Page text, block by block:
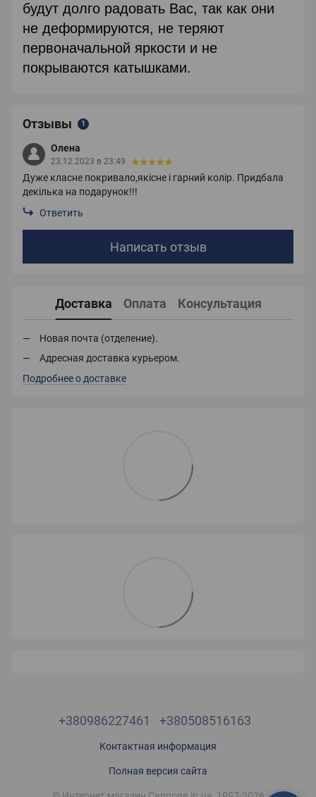
будут долго радовать Вас, так как они
не деформируются, не теряют
первоначальной яркости и не
покрываются катышками.
Отзывы 1
Олена
23.12.2023 в 23:49
Дуже класне покривало,якісне і гарний колір. Придбала
декілька на подарунок!!!
Ответить
Написать отзыв
Доставка Оплата Консультация
Новая почта (отделение).
Адресная доставка курьером.
Подробнее о доставке
+380986227461 +380508516163
Контактная информация
Полная версия сайта